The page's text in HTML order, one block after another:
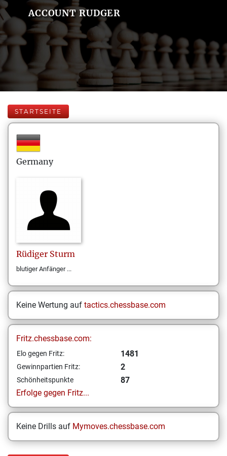
ACCOUNT RUDGER
STARTSEITE
Germany
Rüdiger Sturm
blutiger Anfänger ...
Keine Wertung auf tactics.chessbase.com
Fritz.chessbase.com:
Elo gegen Fritz: 1481
Gewinnpartien Fritz: 2
Schönheitspunkte
87
Erfolge gegen Fritz...
Keine Drills auf Mymoves.chessbase.com